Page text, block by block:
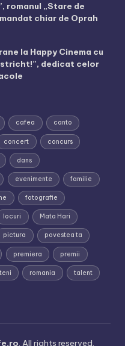
romanul „Stare de
chiar de Oprah
la Happy Cinema cu
dedicat celor
cafea canto
concert concurs
dans
evenimente familie
fotografie
locuri Mata Hari
pictura povestea ta
premiera premii
romania talent
. All rights reserved.